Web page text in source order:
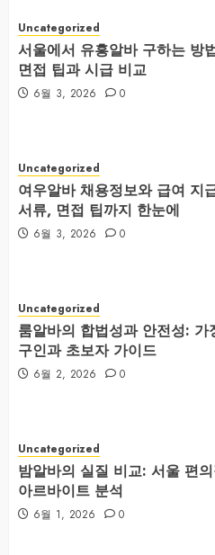
Uncategorized
서울에서 유흥알바 구하는 방
면접 팁과 시급 비교
6월 3, 2026 0
Uncategorized
여우알바 채용정보와 급여 지
서류, 면접 팁까지 한눈에
6월 3, 2026 0
Uncategorized
룸알바의 합법성과 안전성:
구인과 초보자 가이드
6월 2, 2026 0
Uncategorized
밤알바의 실질 비교: 서울 편
아르바이트 분석
6월 1, 2026 0